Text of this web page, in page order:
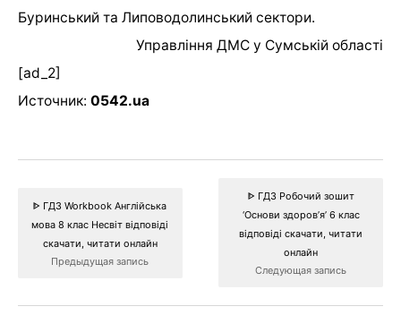
Буринський та Липоводолинський сектори.
Управління ДМС у Сумській області
[ad_2]
Источник: 0542.ua
ᐈ ГДЗ Workbook Англійська
мова 8 клас Несвіт відповіді
скачати, читати онлайн
Предыдущая запись
ᐈ ГДЗ Робочий зошит
‘Основи здоров’я’ 6 клас
відповіді скачати, читати
онлайн
Следующая запись